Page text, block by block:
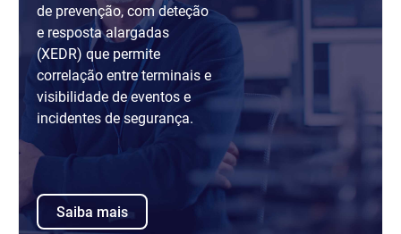
de prevenção, com deteção
e resposta alargadas
(XEDR) que permite
correlação entre terminais e
visibilidade de eventos e
incidentes de segurança.
Saiba mais